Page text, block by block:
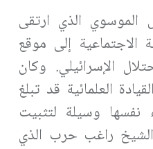
الذي ارتقى
الاجتماعية إلى موقع
الإسرائيلي. وكان
العلمائية قد تبلغ
وسيلة لتثبيت
راغب حرب الذي